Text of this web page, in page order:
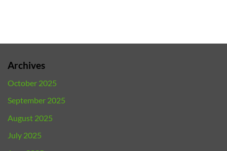
Archives
October 2025
September 2025
August 2025
July 2025